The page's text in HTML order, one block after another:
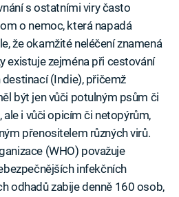
s ostatními viry často
o nemoc, která napadá
že okamžité neléčení znamená
existuje zejména při cestování
(Indie), přičemž
být jen vůči potulným psům či
i vůči opicím či netopýrům,
přenositelem různých virů.
(WHO) považuje
infekčních
odhadů zabije denně 160 osob,